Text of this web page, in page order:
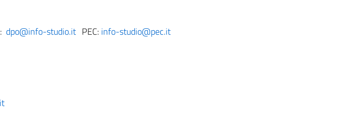
dpo@info-studio.it PEC: info-studio@pec.it